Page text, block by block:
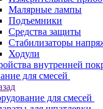
Малярные лампы
Подъемники
Средства защиты
Стабилизаторы
Ходули
внутренней
для смесей
для смесей